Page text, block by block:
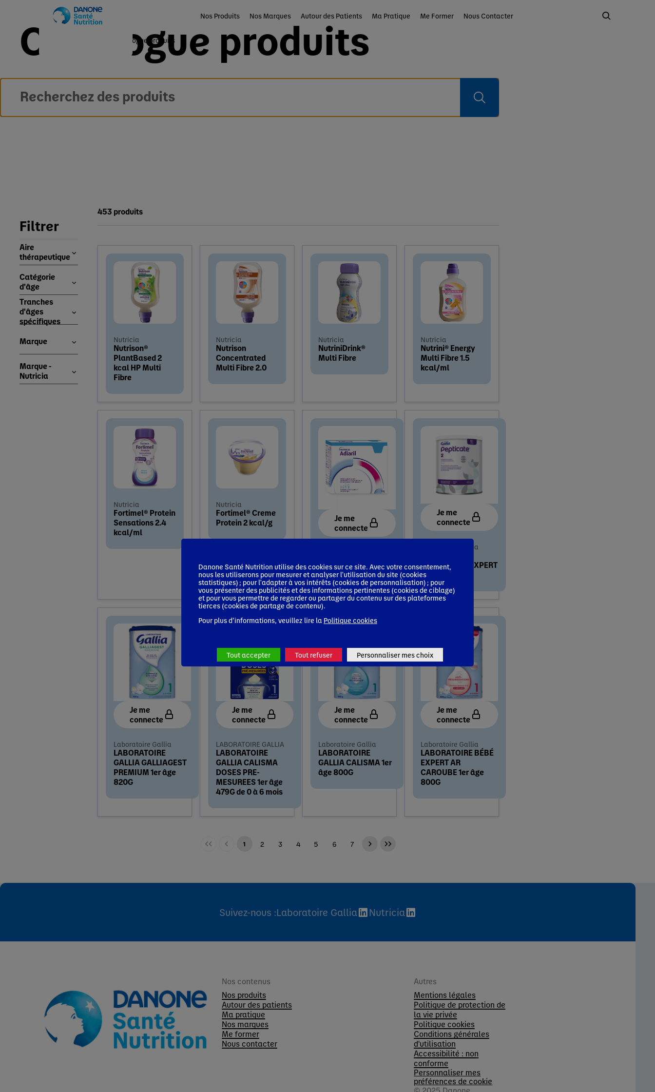
Nos Produits Nos Marques Autour des Patients Ma Pratique Me Former Nous Contacter
Catalogue produits
Catalogue produits
Filtrer
Aire
thérapeutique
Catégorie
d'âge
Tranches
d'âges
spécifiques
Marque
Marque -
Nutricia
453 produits
Nutricia
Nutrison®
PlantBased 2
kcal HP Multi
Fibre
Nutricia
Nutrison
Concentrated
Multi Fibre 2.0
Nutricia
NutriniDrink®
Multi Fibre
Nutricia
Nutrini® Energy
Multi Fibre 1.5
kcal/ml
Nutricia
Fortimel® Protein
Sensations 2.4
kcal/ml
Nutricia
Fortimel® Creme
Protein 2 kcal/g
Je me
connecte
Je me
connecte
Laboratoire Gallia
GALLIA BÉBÉ EXPERT
Pepticate® 2
Je me
connecte
Laboratoire Gallia
LABORATOIRE
GALLIA GALLIAGEST
PREMIUM 1er âge
820G
Je me
connecte
LABORATOIRE GALLIA
LABORATOIRE
GALLIA CALISMA
DOSES PRE-
MESUREES 1er âge
479G de 0 à 6 mois
Je me
connecte
Laboratoire Gallia
LABORATOIRE
GALLIA CALISMA 1er
âge 800G
Je me
connecte
Laboratoire Gallia
LABORATOIRE BÉBÉ
EXPERT AR
CAROUBE 1er âge
800G
1 2 3 4 5 6 7
Suivez-nous :Laboratoire Gallia Nutricia
Nos contenus
Nos produits
Autour des patients
Ma pratique
Nos marques
Me former
Nous contacter
Autres
Mentions légales
Politique de protection de
la vie privée
Politique cookies
Conditions générales
d'utilisation
Accessibilité : non
conforme
Personnaliser mes
préférences de cookie
Danone Santé Nutrition utilise des cookies sur ce site. Avec votre consentement,
nous les utiliserons pour mesurer et analyser l'utilisation du site (cookies
statistiques) ; pour l'adapter à vos intérêts (cookies de personnalisation) ; pour
vous présenter des publicités et des informations pertinentes (cookies de ciblage)
et pour vous permettre de regarder ou partager du contenu sur des plateformes
tierces (cookies de partage de contenu).
Pour plus d’informations, veuillez lire la Politique cookies
Tout accepter Tout refuser Personnaliser mes choix